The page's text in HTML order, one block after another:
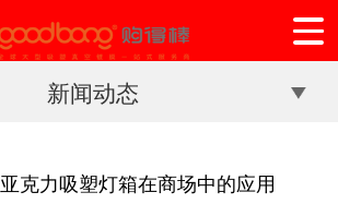
新闻动态
亚克力吸塑灯箱在商场中的应用